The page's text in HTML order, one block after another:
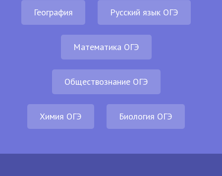
География Русский язык ОГЭ
Математика ОГЭ
Обществознание ОГЭ
Химия ОГЭ Биология ОГЭ